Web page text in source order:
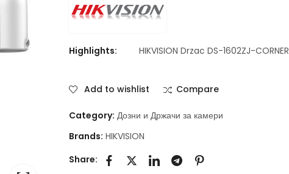
Highlights: HIKVISION Drzac DS-1602ZJ-CORNER
Add to wishlist Compare
Category: Дозни и Држачи за камери
Brands: HIKVISION
Share: